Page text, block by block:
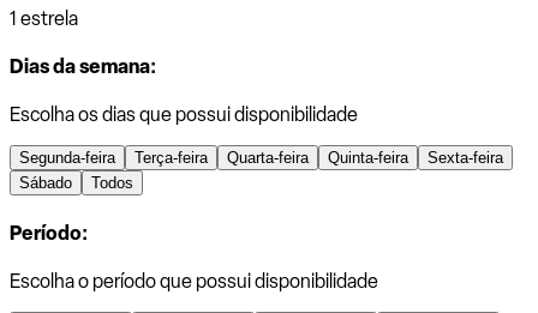
1 estrela
Dias da semana:
Escolha os dias que possui disponibilidade
Segunda-feira Terça-feira Quarta-feira Quinta-feira
Sexta-feira
Sábado
Todos
Período:
Escolha o período que possui disponibilidade